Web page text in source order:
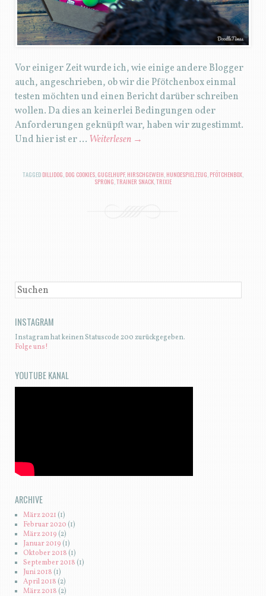
Vor einiger Zeit wurde ich, wie einige andere Blogger
auch, angeschrieben, ob wir die Pfötchenbox einmal
testen möchten und einen Bericht darüber schreiben
wollen. Da dies an keinerlei Bedingungen oder
Anforderungen geknüpft war, haben wir zugestimmt.
Und hier ist er … Weiterlesen →
TAGGED DILLIDOG DOG COOKIES GUGELHUPF, HIRSCHGEWEIH HUNDESPIELZEUG PFÖTCHENBOX
SPRONG TRAINER SNACK TRIXIE
SUCHEN
INSTAGRAM
Instagram hat keinen Statuscode 200 zurückgegeben.
Folge uns!
YOUTUBE KANAL
ARCHIVE
März 2021(1)
Februar 2020 (1)
März 2019 (2)
Januar 2019 (1)
Oktober 2018 (1)
September 2018 (1)
Juni 2018 (1)
April 2018 (2)
März 2018 (2)